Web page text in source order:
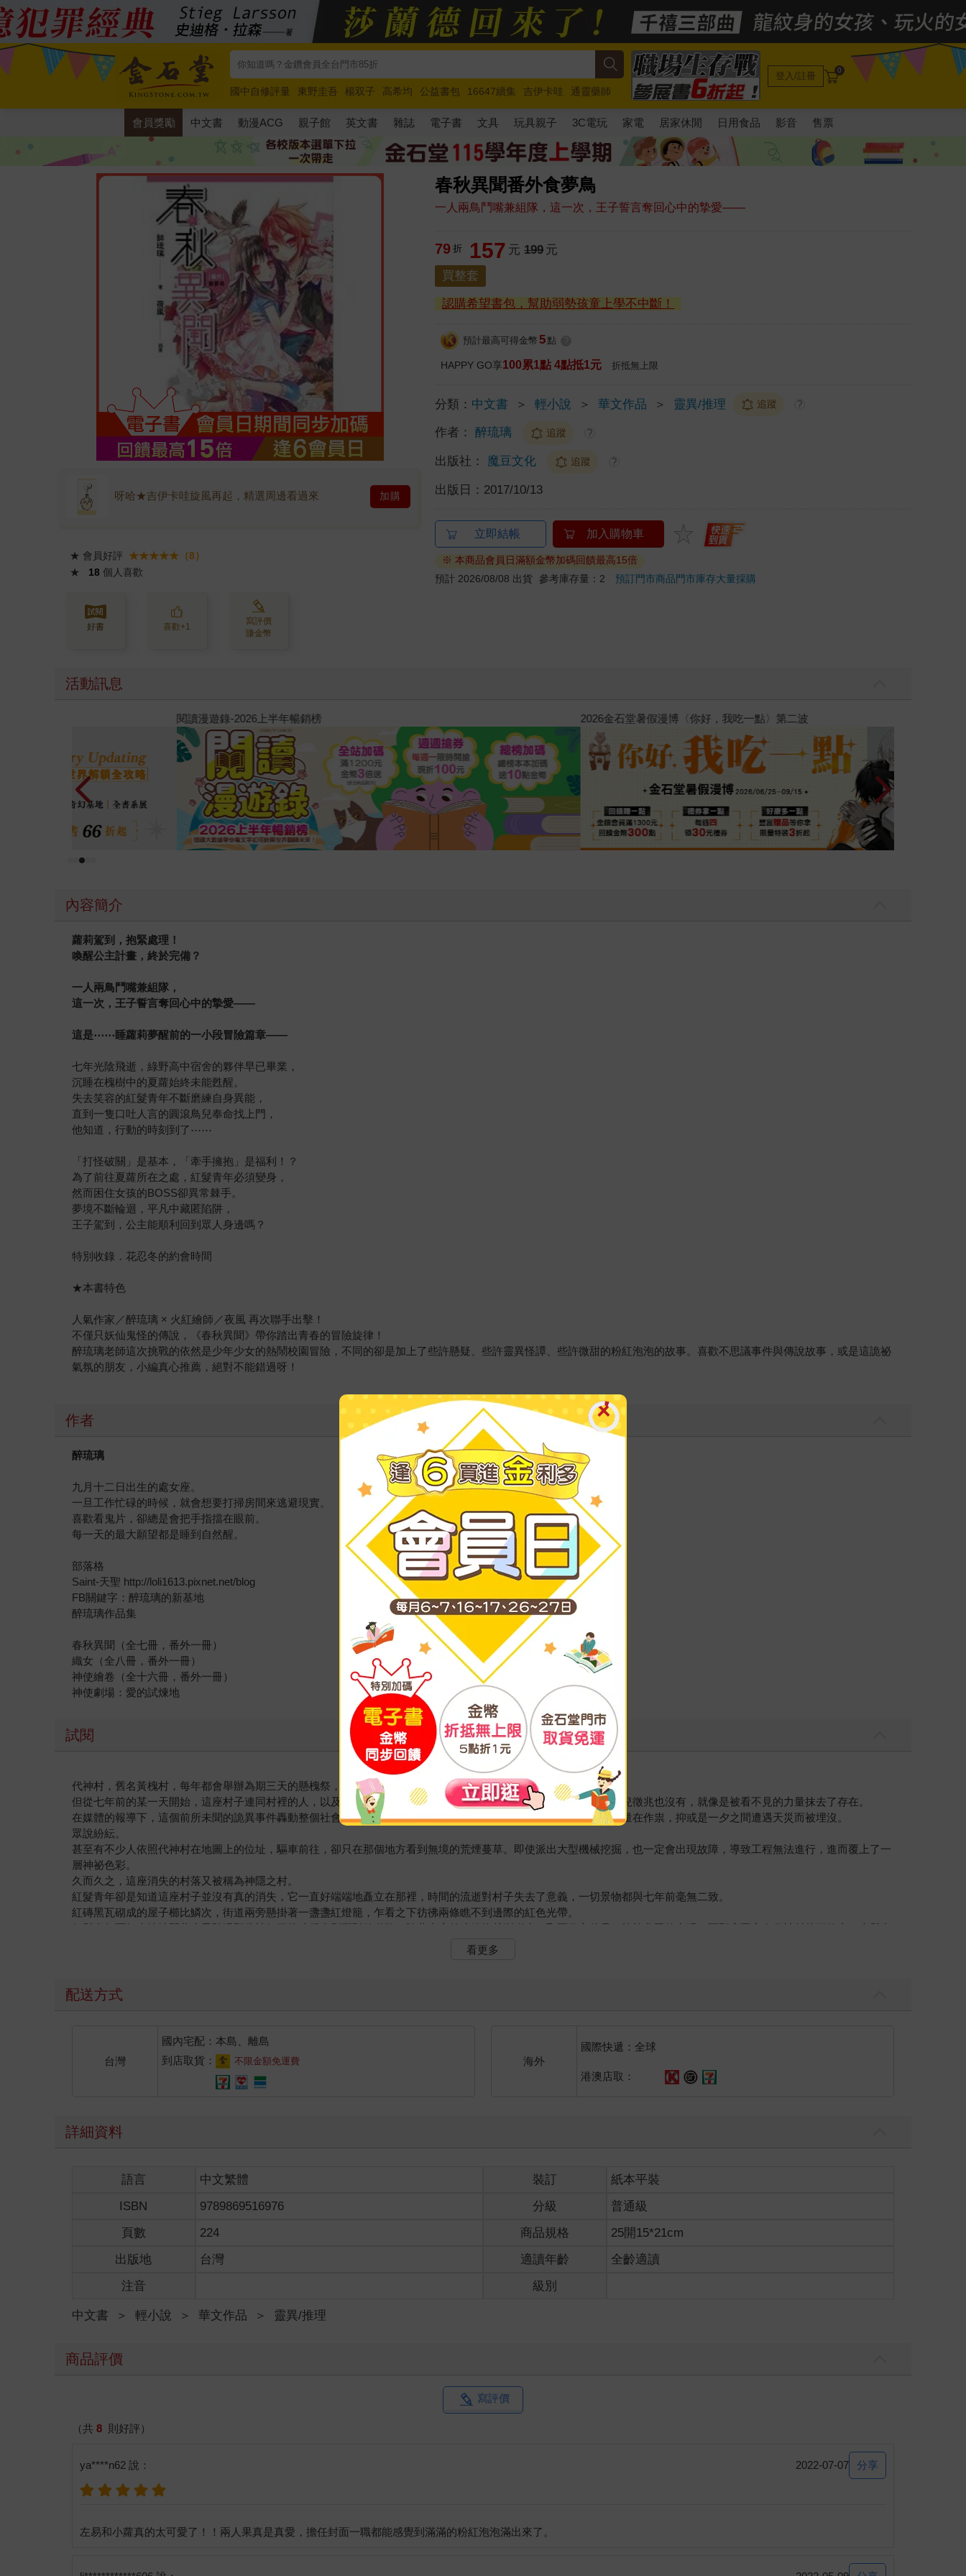
國中自修評量 東野圭吾 楊双子 高希均 公益書包 16647續集 吉伊卡哇
通靈藥師
唯紅花綻放
奧德賽 路邊攤新作 馬斯克 玩具總動員5 超慢跑
登入/註冊 0
會員獎勵 中文書 動漫ACG 親子館 英文書 雜誌 電子書 文具 玩具親子 3C電玩 家電 居家休閒 日用食品 影音 售票
春秋異聞番外食夢鳥
一人兩鳥鬥嘴兼組隊，這一次，王子誓言奪回心中的摯愛——
呀哈★吉伊卡哇旋風再起，精選周邊看過來 加購
★ 會員好評
★★★★★（8）
★
18 個人喜歡
好書 喜歡+1
寫評價
賺金幣
79 折 157 元 199 元
買整套
認購希望書包，幫助弱勢孩童上學不中斷！
預計最高可得金幣 5 點
HAPPY GO享100累1點 4點抵1元 折抵無上限
分類： 中文書 ＞ 輕小說 ＞ 華文作品 ＞ 靈異/推理 追蹤 ?
作者： 醉琉璃 追蹤 ?
出版社： 魔豆文化 追蹤 ?
出版日： 2017/10/13
立即結帳 加入購物車
※ 本商品會員日滿額金幣加碼回饋最高15倍
預計 2026/08/08 出貨 參考庫存量：2預訂門市商品門市庫存大量採購
活動訊息
2026金石堂暑假漫博〈你好，我吃一點〉第二波
原本只是跟全校第一美少女商量彼此摯友的戀愛煩惱，不知不覺間她竟成為我最親近
的存在（１）
內容簡介
蘿莉駕到，抱緊處理！
喚醒公主計畫，終於完備？
一人兩鳥鬥嘴兼組隊，
這一次，王子誓言奪回心中的摯愛——
這是⋯⋯睡蘿莉夢醒前的一小段冒險篇章——
七年光陰飛逝，綠野高中宿舍的夥伴早已畢業，
沉睡在槐樹中的夏蘿始終未能甦醒。
失去笑容的紅髮青年不斷磨練自身異能，
直到一隻口吐人言的圓滾鳥兒奉命找上門，
他知道，行動的時刻到了⋯⋯
「打怪破關」是基本，「牽手擁抱」是福利！？
為了前往夏蘿所在之處，紅髮青年必須變身，
然而困住女孩的BOSS卻異常棘手。
夢境不斷輪迴，平凡中藏匿陷阱，
王子駕到，公主能順利回到眾人身邊嗎？
特別收錄．花忍冬的約會時間
★本書特色
人氣作家／醉琉璃 × 火紅繪師／夜風 再次聯手出擊！
不僅只妖仙鬼怪的傳說，《春秋異聞》帶你踏出青春的冒險旋律！
醉琉璃老師這次挑戰的依然是少年少女的熱鬧校園冒險，不同的卻是加上了些許懸疑、些許靈異怪譚、些許微甜的粉紅泡泡的故事。喜歡不思議事件與傳說故事，或是這詭祕
氣氛的朋友，小編真心推薦，絕對不能錯過呀！
作者
醉琉璃
九月十二日出生的處女座。
一旦工作忙碌的時候，就會想要打掃房間來逃避現實。
喜歡看鬼片，卻總是會把手指擋在眼前。
每一天的最大願望都是睡到自然醒。
部落格
Saint-天聖 http://loli1613.pixnet.net/blog
FB關鍵字：醉琉璃的新基地
醉琉璃作品集
春秋異聞（全七冊，番外一冊）
織女（全八冊，番外一冊）
神使繪卷（全十六冊，番外一冊）
神使劇場：愛的試煉地
試閱
代神村，舊名黃槐村，每年都會舉辦為期三天的懸槐祭，以酬謝山神庇佑。
但從七年前的某一天開始，這座村子連同村裡的人，以及那些前來參加祭典的遊客，徹底消失在人們的視線裡。一點兒徵兆也沒有，就像是被看不見的力量抹去了存在。
在媒體的報導下，這個前所未聞的詭異事件轟動整個社會，有人說代神村定是被屠戮一空了，也有人說是超自然的力量在作祟，抑或是一夕之間遭遇天災而被埋沒。
眾說紛紜。
甚至有不少人依照代神村在地圖上的位址，驅車前往，卻只在那個地方看到無境的荒煙蔓草。即使派出大型機械挖掘，也一定會出現故障，導致工程無法進行，進而覆上了一
層神祕色彩。
久而久之，這座消失的村落又被稱為神隱之村。
紅髮青年卻是知道這座村子並沒有真的消失，它一直好端端地矗立在那裡，時間的流逝對村子失去了意義，一切景物都與七年前毫無二致。
紅磚黑瓦砌成的屋子櫛比鱗次，街道兩旁懸掛著一盞盞紅燈籠，乍看之下彷彿兩條瞧不到邊際的紅色光帶。
紅髮青年面無表情地開著車子駛過那些被紅燈籠映得光影斑駁的道路，隨著車窗外建築物越漸稀少，取而代之的是一畝畝農田的出現，而那座矗立在代神村後頭的山，也與青
紅髮青年將車子停在山腳處，開門下車，這些動作都極為流暢，偏偏當他走到鋪著石板的山路入口時，卻驟然停下腳步。
就算已經七個年頭過去了，他永遠也不會忘記那時候的他們是那麼天真又愚蠢，只能眼睜睜看著悲劇的發生。
他說過要保護她的……
他說過她害怕時要尖叫出來，然後他就會……
就會如何？他終究還是什麼也做不到，只能看著她消失在眼前，憎恨自己的無能為力。
七年的時間說長不長、說短不短，可以讓一個人的思念成災，也可以讓一個默默無聞的袪鬼師再不復當年的弱小。
他怎會不想？他想了整整七年。
有著棕紅色背羽的鳥兒在青年頭頂盤旋了數分鐘，見他遲遲沒有動作，反倒像根柱子般佇在原地，忍不住出聲催促。
「臭老頭，你拖拖拉拉的做什麼？還不快走！」
鳥兒覺得自己的羽毛又要蓬得豎起來了，牠為自己的反應感到惱怒地嘎嘎兩聲，揮動著翅膀往前飛。
一人一鳥來到槐山中段時，兩側的槐樹上開始出現一盞盞紅燈籠，那些朦朧的紅光除了照亮了幽暗的山路，也將青年的髮色映襯得像是血般鮮艷。
山路漫長，石板一階階往上延伸，若是一般人，走著走著，都會不由得產生永遠走不到盡頭的錯覺。
但是錯覺終究只是錯覺。
是一棵比其他樹木高大不知多少倍的古老槐樹。
那些煙氣一絲絲、一縷縷，細長又蜿蜒地迴繞在周遭，緊隨在後的則是一道緩緩步出的身影。
但是，為什麼本應待在綠野村的師婆兼守墓人，會出現在這裡？
「第一次見面，左家小子。」被喊作堇姨的女人朝他輕點了下頭。
紅髮青年，也就是左易，忍不住為這句話而皺眉，他與對方並非初次見面。
「妳是誰？」他瞇起眼，仔細審視起那名將長髮盤成髻的女人，不是人類，但也感受不到任何污穢之氣，乾淨得就像身旁的古老槐樹……
「我是守樹人。」女人倚著槐樹，慢條斯理抽了口菸，再吐出一個輕飄飄的煙圈，「二十年前，我的主人用槐樹枝製作了一根菸管，將部分力量封在裡頭。她交代岳堇，如果
看更多
配送方式
台灣
國內宅配：本島、離島
到店取貨：
不限金額免運費 海外
國際快遞：全球
港澳店取：
詳細資料
語言 中文繁體 裝訂
紙本平裝
ISBN
9789869516976 分級
普通級
頁數
224 商品規格
25開15*21cm
出版地
台灣 適讀年齡
全齡適讀
注音
級別
中文書 ＞ 輕小說 ＞ 華文作品 ＞ 靈異/推理
商品評價
寫評價
（共 8 則好評）
ya****n62 說： 2022-07-07 分享